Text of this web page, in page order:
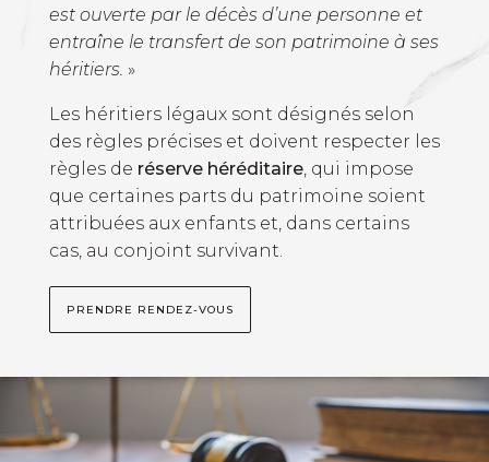
est ouverte par le décès d’une personne et
entraîne le transfert de son patrimoine à ses
héritiers. »
Les héritiers légaux sont désignés selon
des règles précises et doivent respecter les
règles de réserve héréditaire, qui impose
que certaines parts du patrimoine soient
attribuées aux enfants et, dans certains
cas, au conjoint survivant.
PRENDRE RENDEZ-VOUS